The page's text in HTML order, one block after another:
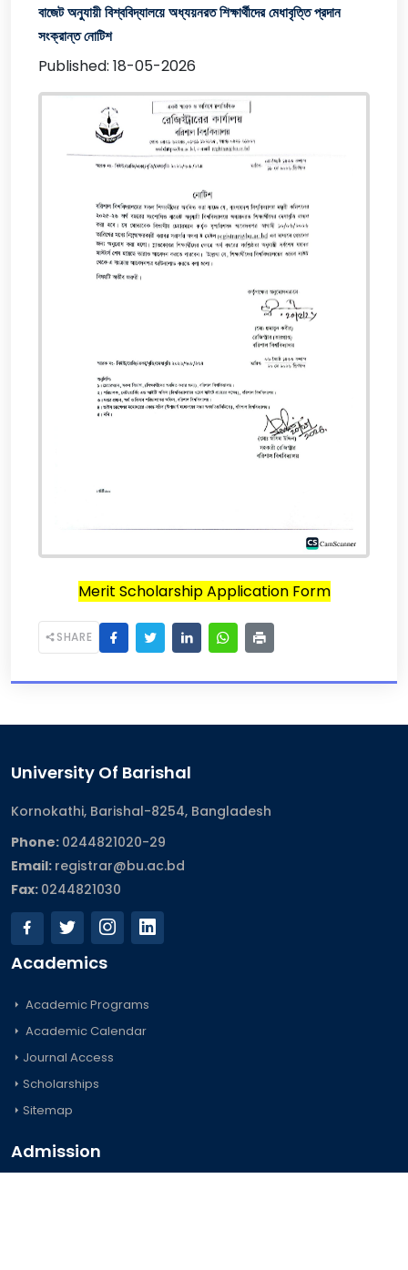
বাজেট অনুযায়ী বিশ্ববিদ্যালয়ে অধ্যয়নরত শিক্ষার্থীদের মেধাবৃত্তি প্রদান
সংক্রান্ত নোটিশ
Published: 18-05-2026
Merit Scholarship Application Form
SHARE
University Of Barishal
Kornokathi, Barishal-8254, Bangladesh
Phone: 0244821020‬-29
Email: registrar@bu.ac.bd
Fax: 0244821030
Academics
Academic Programs
Academic Calendar
Journal Access
Scholarships
Sitemap
Admission